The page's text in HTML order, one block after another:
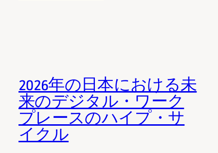
2026年の日本における未
来のデジタル・ワーク
プレースのハイプ・サ
イクル